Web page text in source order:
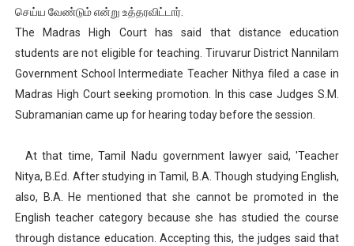
செய்ய வேண்டும் என்று உத்தரவிட்டார்.
The Madras High Court has said that distance education
students are not eligible for teaching. Tiruvarur District Nannilam
Government School Intermediate Teacher Nithya filed a case in
Madras High Court seeking promotion. In this case Judges S.M.
Subramanian came up for hearing today before the session.
At that time, Tamil Nadu government lawyer said, 'Teacher
Nitya, B.Ed. After studying in Tamil, B.A. Though studying English,
also, B.A. He mentioned that she cannot be promoted in the
English teacher category because she has studied the course
through distance education. Accepting this, the judges said that